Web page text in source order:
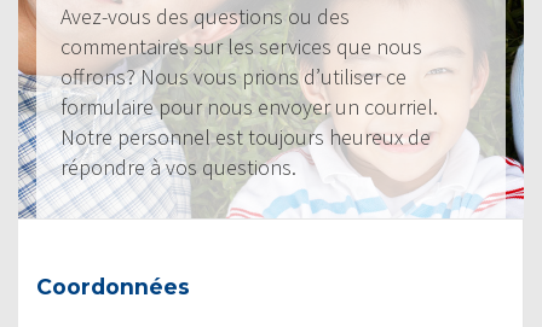
Avez-vous des questions ou des
commentaires sur les services que nous
offrons? Nous vous prions d’utiliser ce
formulaire pour nous envoyer un courriel.
Notre personnel est toujours heureux de
répondre à vos questions.
Coordonnées